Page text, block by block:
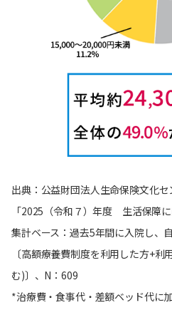
出典：公益財団法人生命保険文化セ
「2025（令和７）年度 生活保障
集計ベース：過去5年間に入院し、
〔高額療養費制度を利用した方+
む)〕、N：609
*治療費・食事代・差額ベッド代に